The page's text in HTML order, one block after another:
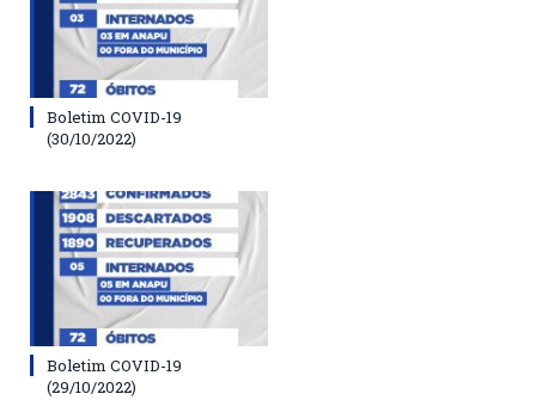
Boletim COVID-19
(30/10/2022)
Boletim COVID-19
(29/10/2022)